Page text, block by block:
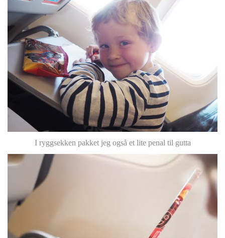
I ryggsekken pakket jeg også et lite penal til gutta